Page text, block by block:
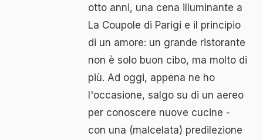
otto anni, una cena illuminante a
La Coupole di Parigi e il principio
di un amore: un grande ristorante
non è solo buon cibo, ma molto di
più. Ad oggi, appena ne ho
l'occasione, salgo su di un aereo
per conoscere nuove cucine -
con una (malcelata) predilezione